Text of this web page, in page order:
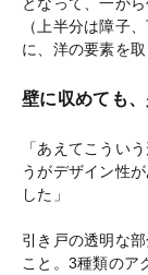
（上半分は障子
に、洋の要素を
壁に収めても
「あえてこうい
うがデザイン性
した」
引き戸の透明な
こと。3種類のア